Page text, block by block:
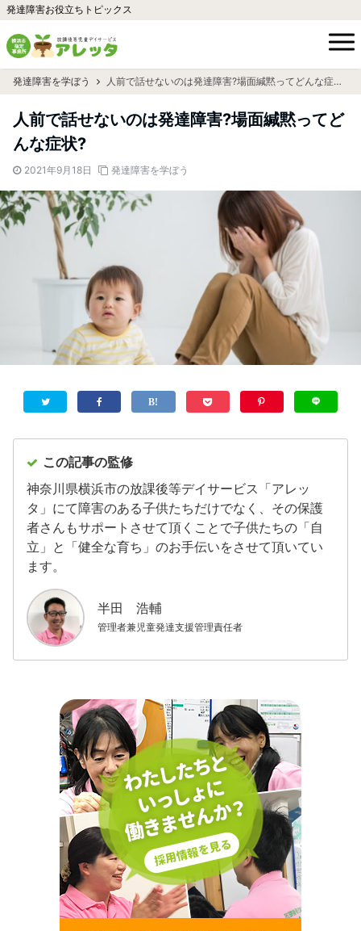
発達障害お役立ちトピックス
発達障害を学ぼう 人前で話せないのは発達障害?場面緘黙ってどんな症状?
人前で話せないのは発達障害?場面緘黙ってど
んな症状?
2021年9月18日 発達障害を学ぼう
この記事の監修
神奈川県横浜市の放課後等デイサービス「アレッ
タ」にて障害のある子供たちだけでなく、その保護
者さんもサポートさせて頂くことで子供たちの「自
立」と「健全な育ち」のお手伝いをさせて頂いてい
ます。
半田 浩輔
管理者兼児童発達支援管理責任者